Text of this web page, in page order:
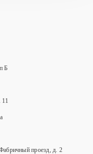
Б
11
Фабричный проезд, д. 2